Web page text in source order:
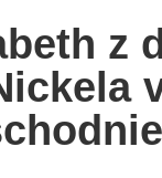
z